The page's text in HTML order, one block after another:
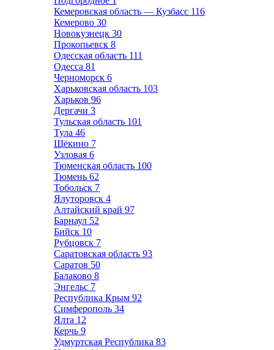
Кемеровская область — Кузбасс 116
Кемерово 30
Новокузнецк 30
Прокопьевск 8
Одесская область 111
Одесса 81
Черноморск 6
Харьковская область 103
Харьков 96
Дергачи 3
Тульская область 101
Тула 46
Щёкино 7
Узловая 6
Тюменская область 100
Тюмень 62
Тобольск 7
Ялуторовск 4
Алтайский край 97
Барнаул 52
Бийск 10
Рубцовск 7
Саратовская область 93
Саратов 50
Балаково 8
Энгельс 7
Республика Крым 92
Симферополь 34
Ялта 12
Керчь 9
Удмуртская Республика 83